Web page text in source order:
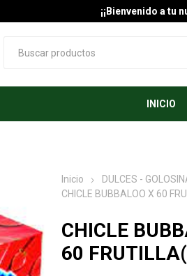
¡¡Bienvenido a tu
INICIO
Inicio DULCES -
CHICLE BUBBALOO X 60
CHICLE
60